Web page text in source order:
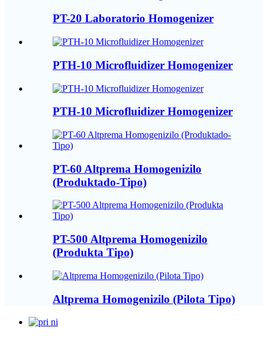
PT-20 Laboratorio Homogenizer
PTH-10 Microfluidizer Homogenizer
PTH-10 Microfluidizer Homogenizer
PT-60 Altprema Homogenizilo
(Produktado-Tipo)
PT-500 Altprema Homogenizilo
(Produkta Tipo)
Altprema Homogenizilo (Pilota Tipo)